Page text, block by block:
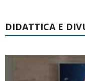
DIDATTICA E